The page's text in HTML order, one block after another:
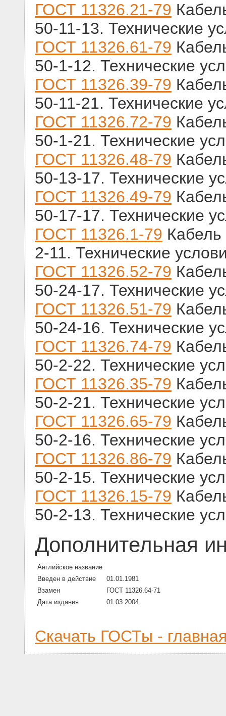
ГОСТ 11326.21-79
50-11-13. Технические
ГОСТ 11326.61-79
50-1-12. Технические
ГОСТ 11326.39-79
50-11-21. Технические
ГОСТ 11326.72-79
50-1-21. Технические
ГОСТ 11326.48-79
50-13-17. Технические
ГОСТ 11326.49-79
50-17-17. Технические
ГОСТ 11326.1-79
2-11. Технические
ГОСТ 11326.52-79
50-24-17. Технические
ГОСТ 11326.51-79
50-24-16. Технические
ГОСТ 11326.74-79
50-2-22. Технические
ГОСТ 11326.35-79
50-2-21. Технические
ГОСТ 11326.65-79
50-2-16. Технические
ГОСТ 11326.86-79
50-2-15. Технические
ГОСТ 11326.15-79
50-2-13. Технические
Дополнительная
Английское название
Введен в действие
01.01.1981
Взамен
ГОСТ 11326.64-71
Дата издания
01.03.2004
Скачать ГОСТы -